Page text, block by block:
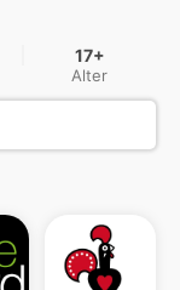
17+
Alter